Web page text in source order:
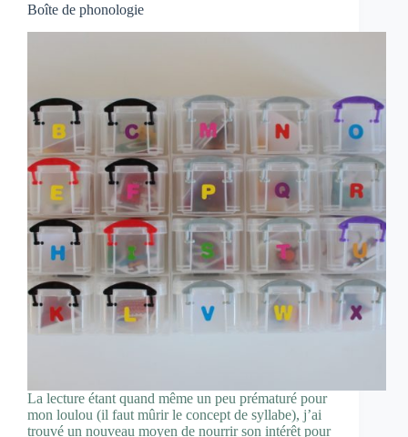
Boîte de phonologie
La lecture étant quand même un peu prématuré pour
mon loulou (il faut mûrir le concept de syllabe), j’ai
trouvé un nouveau moyen de nourrir son intérêt pour